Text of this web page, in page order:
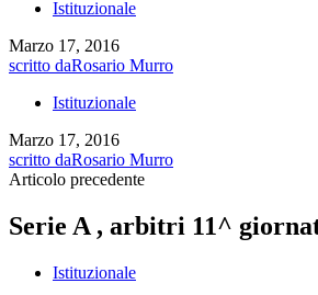
Istituzionale
Marzo 17, 2016
scritto daRosario Murro
Istituzionale
Marzo 17, 2016
scritto daRosario Murro
Articolo precedente
Serie A , arbitri 11^
Istituzionale